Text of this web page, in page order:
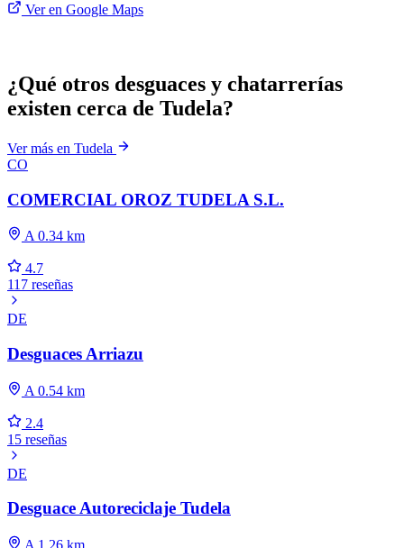
Ver en Google Maps
¿Qué otros desguaces y chatarrerías
existen cerca de Tudela?
Ver más en Tudela
CO
COMERCIAL OROZ TUDELA S.L.
A 0.34 km
4.7
117 reseñas
DE
Desguaces Arriazu
A 0.54 km
2.4
15 reseñas
DE
Desguace Autoreciclaje Tudela